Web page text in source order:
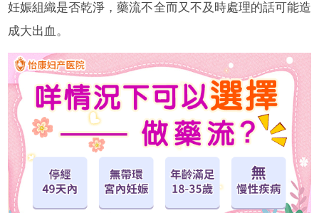
妊娠組織是否乾淨，藥流不全而又不及時處理的話可能造
成大出血。